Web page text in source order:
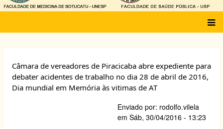
Câmara de vereadores de Piracicaba abre expediente para
debater acidentes de trabalho no dia 28 de abril de 2016,
Dia mundial em Memória às vitimas de AT
Enviado por: rodolfo.vilela
em Sáb, 30/04/2016 - 13:23